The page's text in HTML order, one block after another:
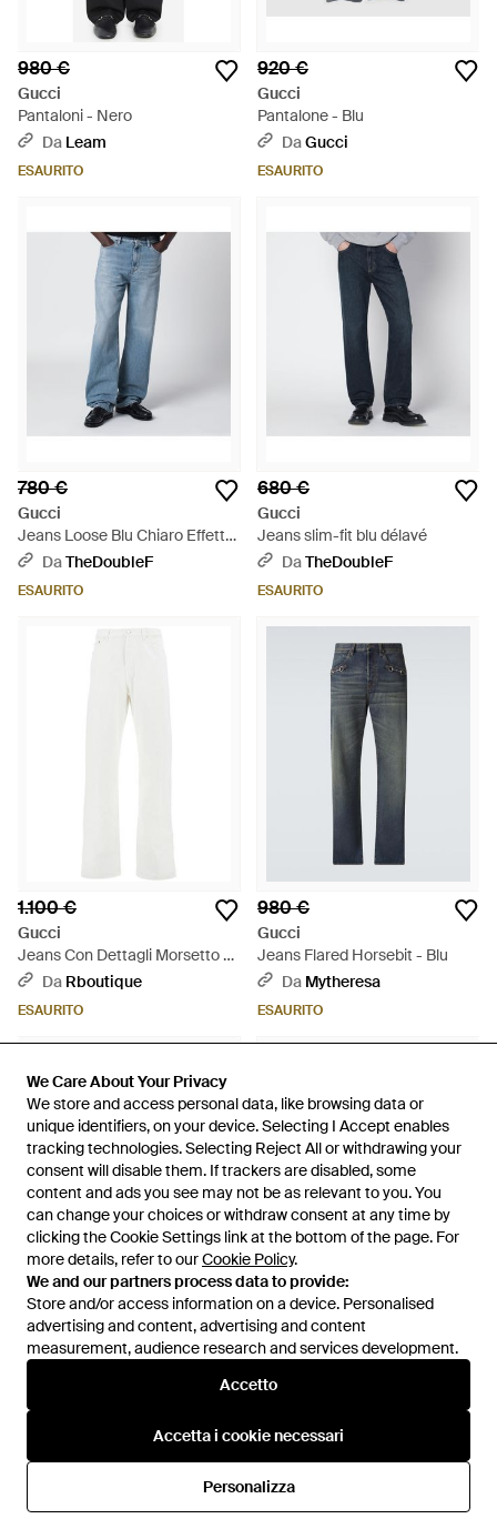
We Care About Your Privacy
We store and access personal data, like browsing data or
unique identifiers, on your device. Selecting I Accept enables
tracking technologies. Selecting Reject All or withdrawing your
consent will disable them. If trackers are disabled, some
content and ads you see may not be as relevant to you. You
can change your choices or withdraw consent at any time by
clicking the Cookie Settings link at the bottom of the page. For
more details, refer to ourCookie Policy.
We and our partners process data to provide:
Store and/or access information on a device. Personalised
advertising and content, advertising and content
measurement, audience research and services development.
Accetto
Accetta i cookie necessari
Personalizza
We Care About Your Privacy
We store and access personal data, like browsing data or
unique identifiers, on your device. Selecting I Accept enables
tracking technologies. Selecting Reject All or withdrawing your
consent will disable them. If trackers are disabled, some
content and ads you see may not be as relevant to you. You
can change your choices or withdraw consent at any time by
clicking the Cookie Settings link at the bottom of the page. For
more details, refer to ourCookie Policy.
We and our partners process data to provide:
Store and/or access information on a device. Personalised
advertising and content, advertising and content
measurement, audience research and services development.
Accetto
Accetta i cookie necessari
Personalizza
980 €
Gucci
Pantaloni - Nero
Da Leam
ESAURITO
920 €
Gucci
Pantalone - Blu
DaGucci
ESAURITO
780 €
Gucci
Jeans Loose Blu Chiaro Effetto
Slavato - Blu
DaTheDoubleF
ESAURITO
680 €
Gucci
Jeans slim-fit blu délavé
DaTheDoubleF
ESAURITO
1.100 €
Gucci
Jeans Con Dettagli Morsetto -
Bianco
Da Rboutique
ESAURITO
980 €
Gucci
Jeans Flared Horsebit - Blu
Da Mytheresa
ESAURITO
1.200 €
Gucci
680 €
Gucci
Jeans Slim-Fit - Blu
ESAURITO